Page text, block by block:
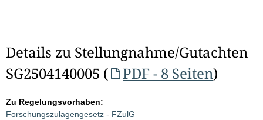
Details zu Stellungnahme/Gutachten
SG2504140005 (
PDF - 8 Seiten)
Zu Regelungsvorhaben:
Forschungszulagengesetz - FZulG